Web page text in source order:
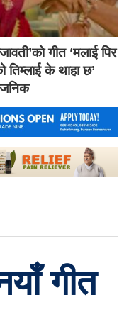
गीत ‘मलाई पिर
तिम्लाई के थाहा छ’
गीत